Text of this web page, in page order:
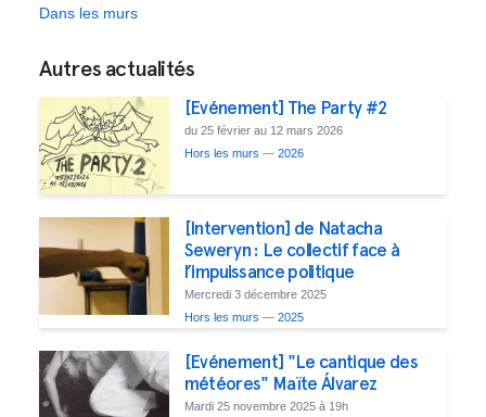
Dans les murs
Autres actualités
[Evénement] The Party #2
du 25 février au 12 mars 2026
Hors les murs — 2026
[Intervention] de Natacha
Seweryn : Le collectif face à
l’impuissance politique
Mercredi 3 décembre 2025
Hors les murs — 2025
[Evénement] "Le cantique des
météores" Maïte Álvarez
Mardi 25 novembre 2025 à 19h